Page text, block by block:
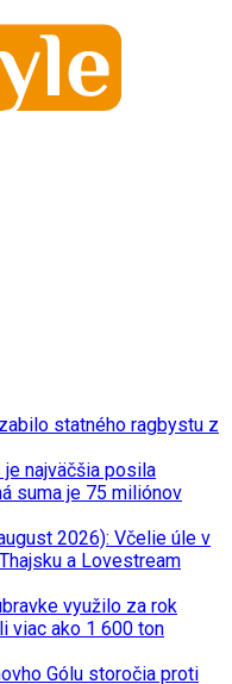
statného ragbystu z
je najväčšia posila
suma je 75 miliónov
2026): Včelie úle v
a Lovestream
využilo za rok
viac ako 1 600 ton
Gólu storočia proti